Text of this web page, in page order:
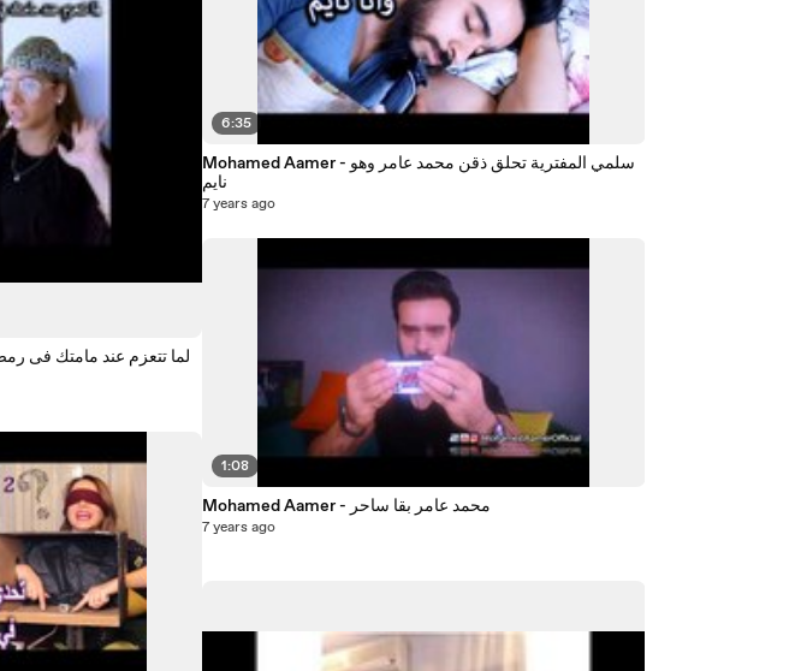
6:35
Mohamed Aamer - سلمي المفترية تحلق ذقن محمد عامر وهو
نايم
7 years ago
1:08
Mohamed Aamer - محمد عامر بقا ساحر
7 years ago